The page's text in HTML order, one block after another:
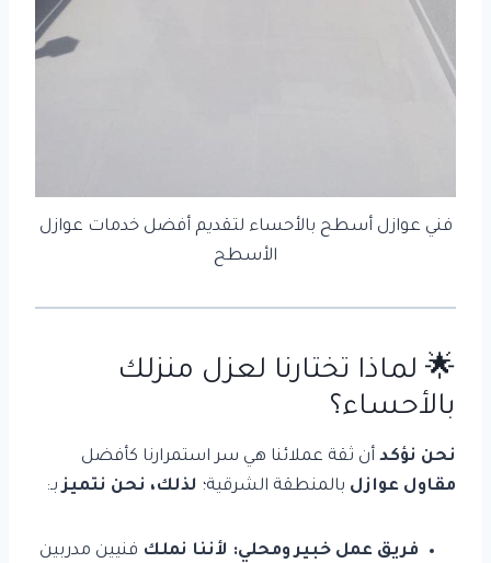
فني عوازل أسطح بالأحساء لتقديم أفضل خدمات عوازل
الأسطح
🌟 لماذا تختارنا لعزل منزلك
بالأحساء؟
نحن نؤكد أن ثقة عملائنا هي سر استمرارنا كأفضل
مقاول عوازل بالمنطقة الشرقية؛ لذلك، نحن نتميزبـ:
فريق عمل خبير ومحلي: لأننا نملك فنيين مدربين